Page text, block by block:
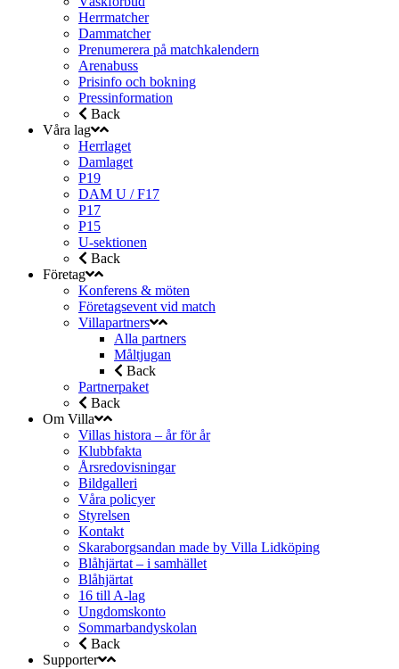
Herrmatcher
Dammatcher
Prenumerera på matchkalendern
Arenabuss
Prisinfo och bokning
Pressinformation
Back
Våra lag
Herrlaget
Damlaget
P19
DAM U / F17
P17
P15
U-sektionen
Back
Företag
Konferens & möten
Företagsevent vid match
Villapartners
Alla partners
Måltjugan
Back
Partnerpaket
Back
Om Villa
Villas histora – år för år
Klubbfakta
Årsredovisningar
Bildgalleri
Våra policyer
Styrelsen
Kontakt
Skaraborgsandan made by Villa Lidköping
Blåhjärtat – i samhället
Blåhjärtat
16 till A-lag
Ungdomskonto
Sommarbandyskolan
Back
Supporter